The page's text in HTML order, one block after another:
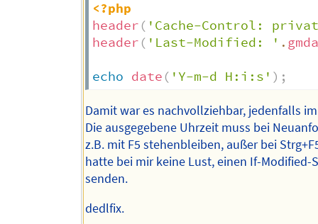
<?php
header ( 'Cache-Control:
header ( 'Last-Modified: ' .
echo date ( 'Y-m-d H:i:s' ) ;
Damit war es nachvollziehbar, jedenfalls
Die ausgegebene Uhrzeit muss bei
z.B. mit F5 stehenbleiben, außer bei
hatte bei mir keine Lust, einen If-Modified-
senden.
dedlfix.